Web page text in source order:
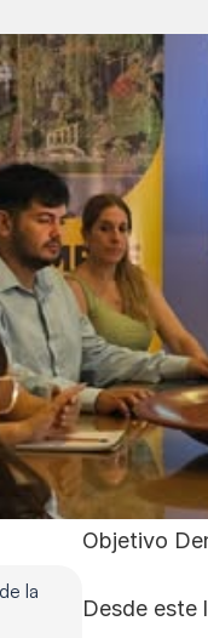
la
Objetivo
Desde este